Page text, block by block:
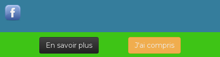
En savoir plus J'ai compris